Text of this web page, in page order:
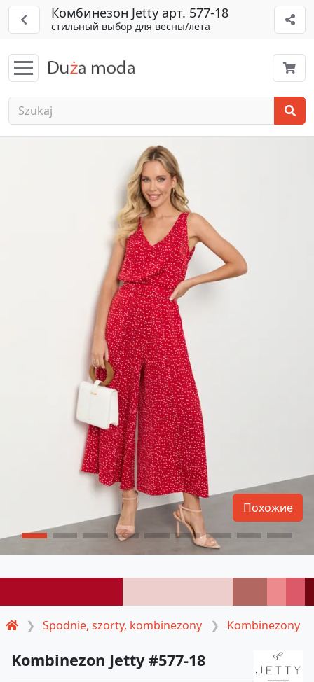
Комбинезон Jetty арт. 577-18
стильный выбор для весны/лета
Spodnie, szorty, kombinezony Kombinezony
Похожие
Kombinezon Jetty #577-18